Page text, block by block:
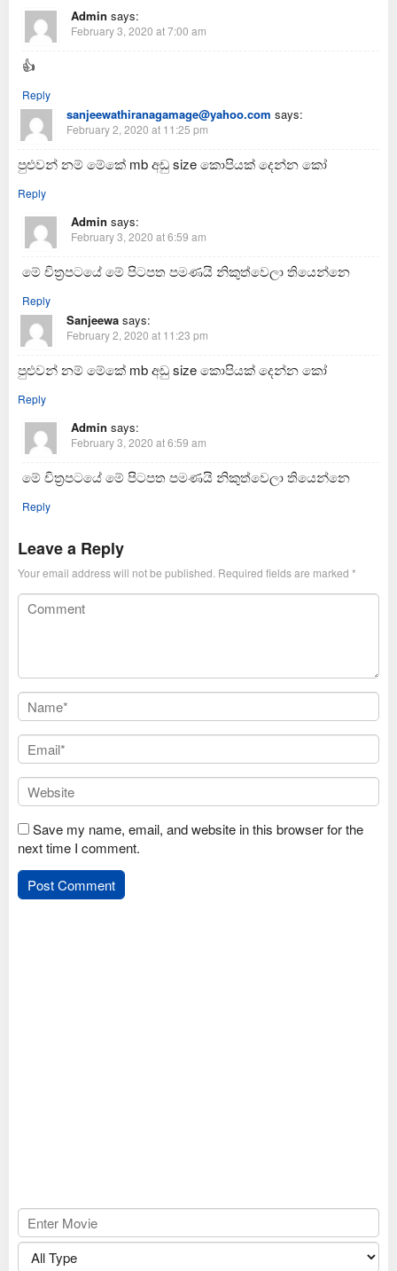
Admin says:
February 3, 2020 at 7:00 am
👍
Reply
sanjeewathiranagamage@yahoo.com says:
February 2, 2020 at 11:25 pm
පුළුවන් නම් මේකේ mb අඩු size කොපියක් දෙන්න කෝ
Reply
Admin says:
February 3, 2020 at 6:59 am
මේ චිත්‍රපටයේ මේ පිටපත පමණයි නිකුත්වෙලා තියෙන්නෙ
Reply
Sanjeewa says:
February 2, 2020 at 11:23 pm
පුළුවන් නම් මේකේ mb අඩු size කොපියක් දෙන්න කෝ
Reply
Admin says:
February 3, 2020 at 6:59 am
මේ චිත්‍රපටයේ මේ පිටපත පමණයි නිකුත්වෙලා තියෙන්නෙ
Reply
Leave a Reply
Your email address will not be published. Required fields are marked *
Save my name, email, and website in this browser for the
next time I comment.